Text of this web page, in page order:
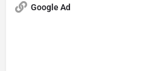
Google Ad